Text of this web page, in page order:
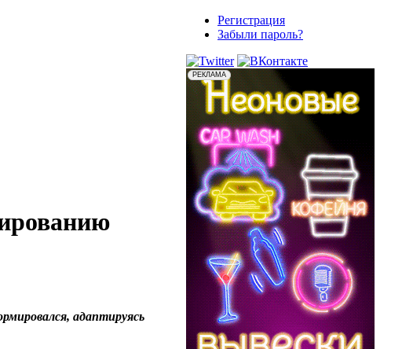
адаптируясь
Регистрация
Забыли пароль?